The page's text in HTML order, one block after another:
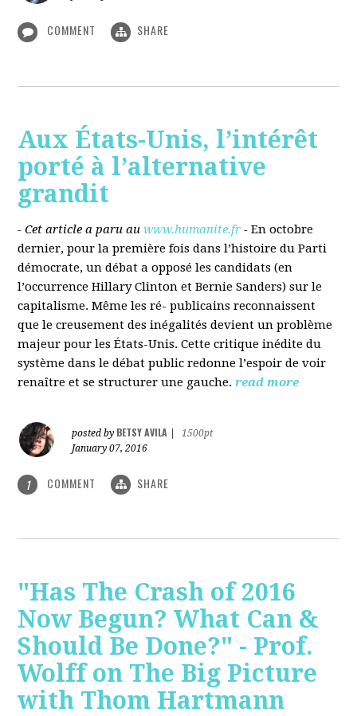
COMMENT SHARE
Aux États-Unis, l’intérêt
porté à l’alternative
grandit
- Cet article a paru au www.humanite.fr - En octobre
dernier, pour la première fois dans l’histoire du Parti
démocrate, un débat a opposé les candidats (en
l’occurrence Hillary Clinton et Bernie Sanders) sur le
capitalisme. Même les ré- publicains reconnaissent
que le creusement des inégalités devient un problème
majeur pour les États-Unis. Cette critique inédite du
système dans le débat public redonne l’espoir de voir
renaître et se structurer une gauche. read more
posted by BETSY AVILA
1500pt
January 07, 2016
1 COMMENT SHARE
"Has The Crash of 2016
Now Begun? What Can &
Should Be Done?" - Prof.
Wolff on The Big Picture
with Thom Hartmann